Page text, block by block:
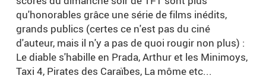
qu'honorables grâce une série de films inédits,
grands publics (certes ce n'est pas du ciné
d'auteur, mais il n'y a pas de quoi rougir non plus) :
Le diable s'habille en Prada, Arthur et les Minimoys,
Taxi 4, Pirates des Caraïbes, La môme etc...